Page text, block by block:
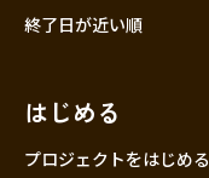
終了日が近い順
はじめる
プロジェクトをはじめる